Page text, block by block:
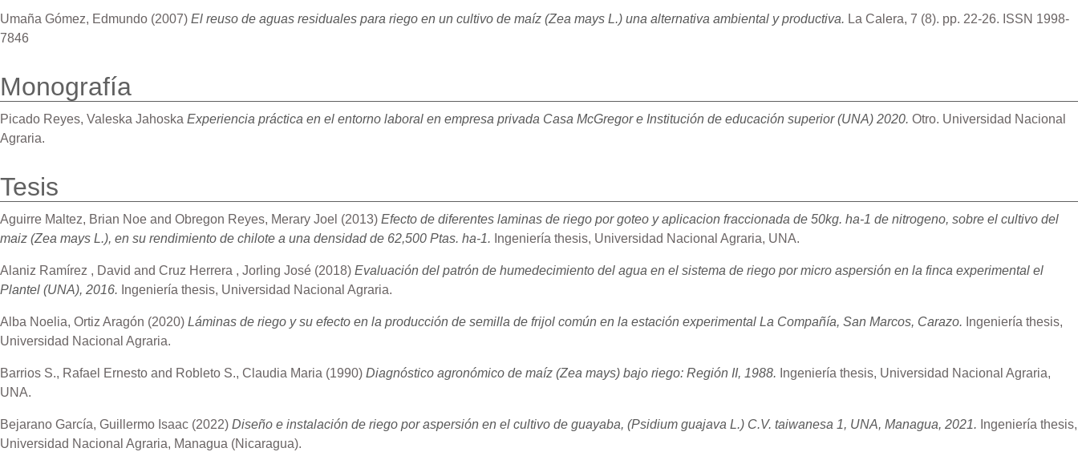
Umaña Gómez, Edmundo (2007)El reuso de aguas residuales para riego en un cultivo de maíz (Zea mays L.) una alternativa ambiental y productiva. La Calera, 7 (8). pp. 22-26. ISSN 1998-
7846
Monografía
Picado Reyes, Valeska Jahoska Experiencia práctica en el entorno laboral en empresa privada Casa McGregor e Institución de educación superior (UNA) 2020. Otro. Universidad Nacional
Agraria.
Tesis
Aguirre Maltez, Brian Noeand Obregon Reyes, Merary Joel (2013)Efecto de diferentes laminas de riego por goteo y aplicacion fraccionada de 50kg. ha-1 de nitrogeno, sobre el cultivo del
maiz (Zea mays L.), en su rendimiento de chilote a una densidad de 62,500 Ptas. ha-1. Ingeniería thesis, Universidad Nacional Agraria, UNA.
Alaniz Ramírez , David and Cruz Herrera , Jorling José (2018)Evaluación del patrón de humedecimiento del agua en el sistema de riego por micro aspersión en la finca experimental el
Plantel (UNA), 2016. Ingeniería thesis, Universidad Nacional Agraria.
Alba Noelia, Ortiz Aragón (2020)Láminas de riego y su efecto en la producción de semilla de frijol común en la estación experimental La Compañía, San Marcos, Carazo. Ingeniería thesis,
Universidad Nacional Agraria.
Barrios S., Rafael Ernestoand Robleto S., Claudia Maria (1990)Diagnóstico agronómico de maíz (Zea mays) bajo riego: Región II, 1988. Ingeniería thesis, Universidad Nacional Agraria,
UNA.
Bejarano García, Guillermo Isaac (2022)Diseño e instalación de riego por aspersión en el cultivo de guayaba, (Psidium guajava L.) C.V. taiwanesa 1, UNA, Managua, 2021. Ingeniería thesis,
Universidad Nacional Agraria, Managua (Nicaragua).